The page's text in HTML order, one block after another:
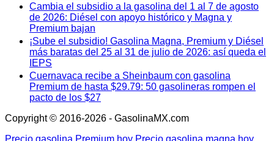
Cambia el subsidio a la gasolina del 1 al 7 de agosto
de 2026: Diésel con apoyo histórico y Magna y
Premium bajan
¡Sube el subsidio! Gasolina Magna, Premium y Diésel
más baratas del 25 al 31 de julio de 2026: así queda el
IEPS
Cuernavaca recibe a Sheinbaum con gasolina
Premium de hasta $29.79: 50 gasolineras rompen el
pacto de los $27
Copyright © 2016-2026 - GasolinaMX.com
Precio gasolina Premium hoy Precio gasolina magna hoy